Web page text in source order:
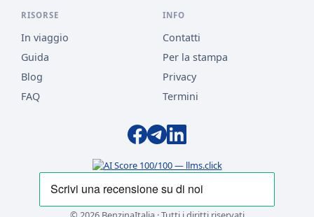
RISORSE
In viaggio
Guida
Blog
FAQ
INFO
Contatti
Per la stampa
Privacy
Termini